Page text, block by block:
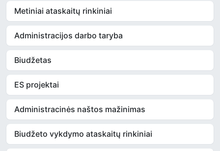
Metiniai ataskaitų rinkiniai
Administracijos darbo taryba
Biudžetas
ES projektai
Administracinės naštos mažinimas
Biudžeto vykdymo ataskaitų rinkiniai